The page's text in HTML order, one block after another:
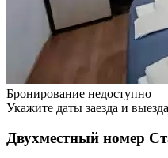
Бронирование недоступно
Укажите даты заезда и выезда
Двухместный номер